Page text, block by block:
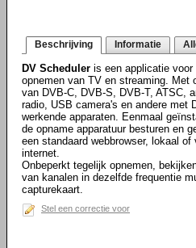
Beschrijving Informatie
DV Scheduler is een applicatie voor
opnemen van TV en streaming. Met
van DVB-C, DVB-S, DVB-T, ATSC,
radio, USB camera's en andere met
werkende apparaten. Eenmaal
de opname apparatuur besturen en
een standaard webbrowser, lokaal of
internet.
Onbeperkt tegelijk opnemen,
van kanalen in dezelfde frequentie
capturekaart.
Stel een correctie voor